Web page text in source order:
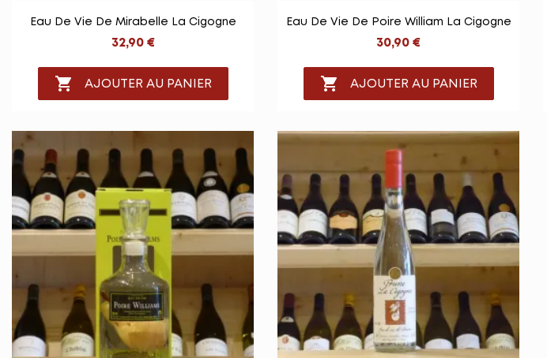
Vue rapide
Eau De Vie De Mirabelle La Cigogne
32,90 €
 AJOUTER AU PANIER
 Vue rapide
Eau De Vie De Poire William La Cigogne
30,90 €
 AJOUTER AU PANIER